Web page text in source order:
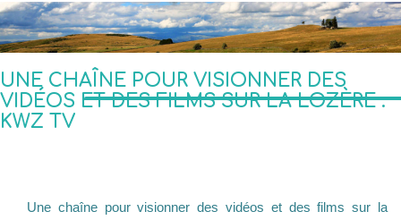
UNE CHAÎNE POUR VISIONNER DES
VIDÉOS ET DES FILMS SUR LA LOZÈRE :
KWZ TV
Une chaîne pour visionner des vidéos et des films sur la